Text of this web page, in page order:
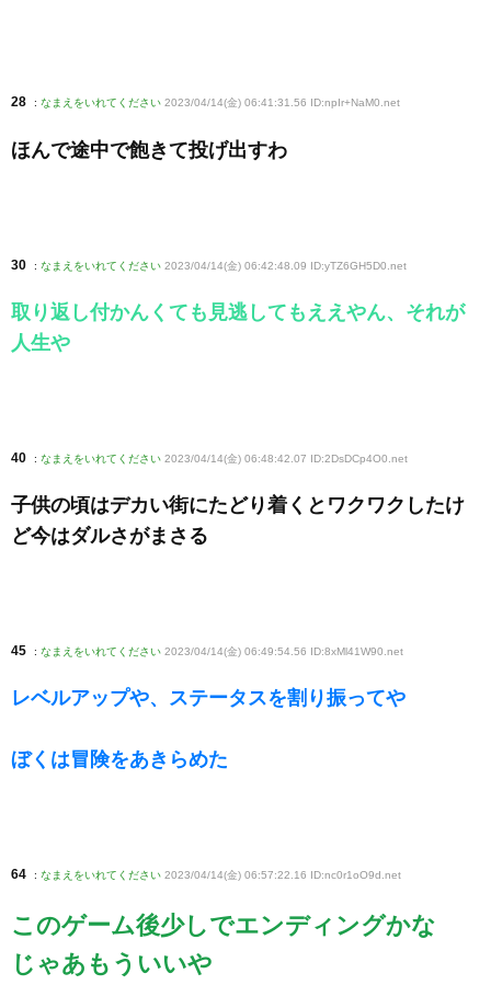
28 : なまえをいれてください 2023/04/14(金) 06:41:31.56 ID:npIr+NaM0.net
ほんで途中で飽きて投げ出すわ
30 : なまえをいれてください 2023/04/14(金) 06:42:48.09 ID:yTZ6GH5D0 .net
取り返し付かんくても見逃してもええやん、それが
人生や
40 : なまえをいれてください 2023/04/14(金) 06:48:42.07 ID:2DsDCp4O0 .net
子供の頃はデカい街にたどり着くとワクワクしたけ
ど今はダルさがまさる
45 : なまえをいれてください 2023/04/14(金) 06:49:54.56 ID:8xMl41W90 .net
レベルアップや、ステータスを割り振ってや
ぼくは冒険をあきらめた
64 : なまえをいれてください 2023/04/14(金) 06:57:22.16 ID:nc0r1oO9d .net
このゲーム後少しでエンディングかな
じゃあもういいや